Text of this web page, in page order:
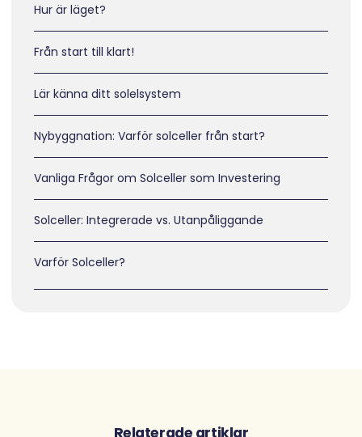
Hur är läget?
Från start till klart!
Lär känna ditt solelsystem
Nybyggnation: Varför solceller från start?
Vanliga Frågor om Solceller som Investering
Solceller: Integrerade vs. Utanpåliggande
Varför Solceller?
Relaterade artiklar